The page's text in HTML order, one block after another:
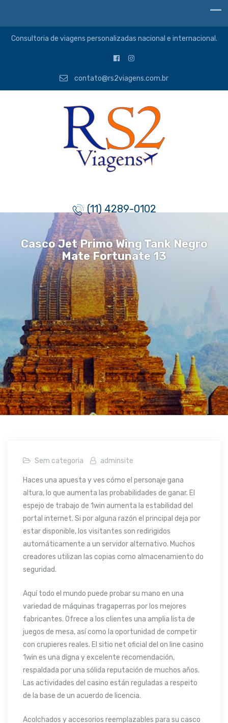
Consultoria de viagens personalizadas nacional e internacional.
contato@rs2viagens.com.br
(11) 4289-0102
Casco Jet Primo Wing Tank Negro
Mate Fortunate 13
Sem categoria adminsite
Haces una apuesta y ves cómo el personaje gana
altura, lo que aumenta las probabilidades de ganar. El
espejo de trabajo de 1win aumenta la estabilidad del
portal internet. Si por alguna razón el principal deja por
estar disponible, los visitantes son redirigidos
automáticamente a un servidor alternativo. Muchos
creadores utilizan las copias como almacenamiento do
seguridad.
Aquí todo el mundo puede probar su mano en una
variedad de máquinas tragaperras por los mejores
fabricantes. Ofrece a los clientes una amplia lista de
juegos de mesa, así como la oportunidad de competir
con crupieres reales. El sitio net oficial del on line casino
1win es una digna y excelente recomendación,
respaldada por una sólida reputación de muchos años.
Las actividades del casino están reguladas a respeito
de la base de un acuerdo de licencia.
Acolchados y accesorios reemplazables para su casco